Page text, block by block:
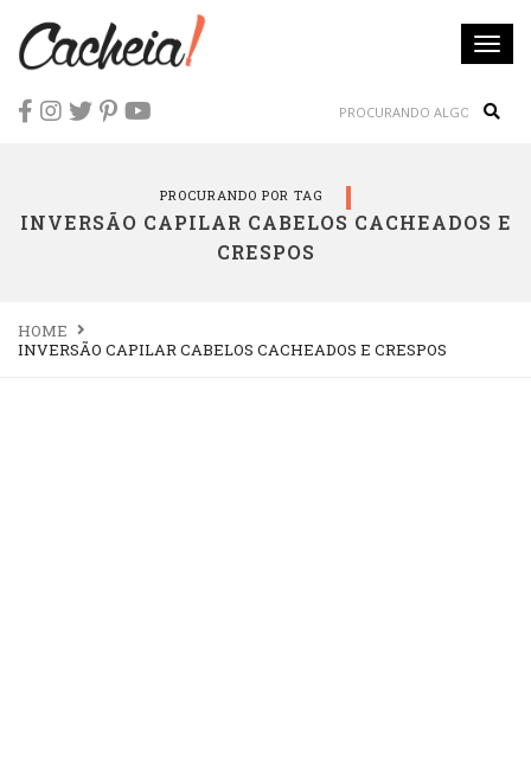
PROCURANDO POR TAG
INVERSÃO CAPILAR CABELOS CACHEADOS E
CRESPOS
HOME
INVERSÃO CAPILAR CABELOS CACHEADOS E CRESPOS